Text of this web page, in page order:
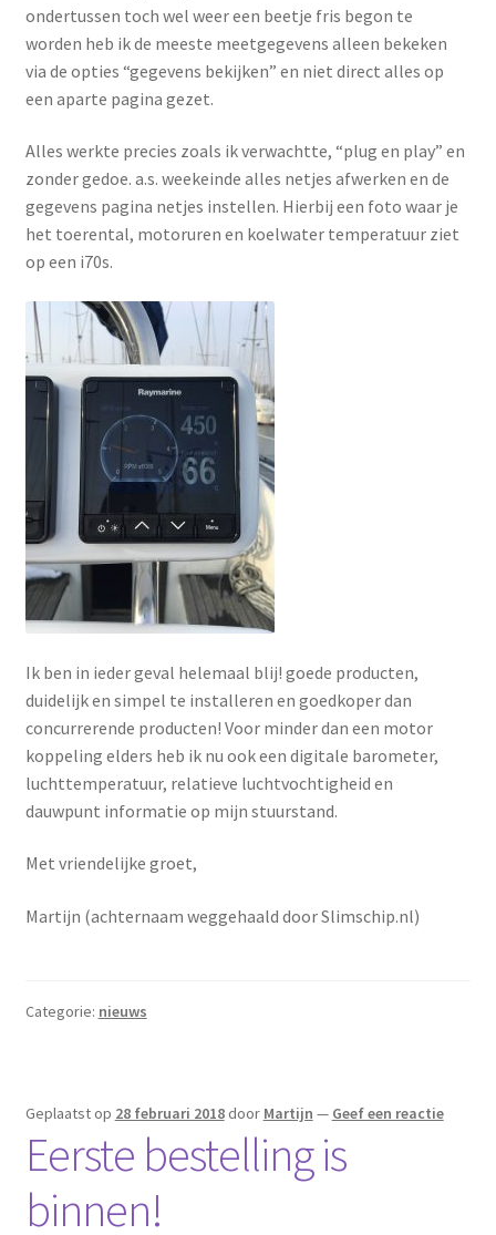
ondertussen toch wel weer een beetje fris begon te
worden heb ik de meeste meetgegevens alleen bekeken
via de opties “gegevens bekijken” en niet direct alles op
een aparte pagina gezet.
Alles werkte precies zoals ik verwachtte, “plug en play” en
zonder gedoe. a.s. weekeinde alles netjes afwerken en de
gegevens pagina netjes instellen. Hierbij een foto waar je
het toerental, motoruren en koelwater temperatuur ziet
op een i70s.
Ik ben in ieder geval helemaal blij! goede producten,
duidelijk en simpel te installeren en goedkoper dan
concurrerende producten! Voor minder dan een motor
koppeling elders heb ik nu ook een digitale barometer,
luchttemperatuur, relatieve luchtvochtigheid en
dauwpunt informatie op mijn stuurstand.
Met vriendelijke groet,
Martijn (achternaam weggehaald door Slimschip.nl)
Categorie: nieuws
Geplaatst op 28 februari 2018 door Martijn — Geef een reactie
Eerste bestelling is
binnen!